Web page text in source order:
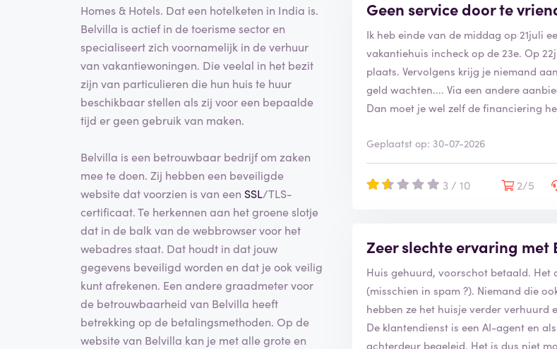
Homes & Hotels. Dat een hotelketen in India is.
Belvilla is actief in de toerisme sector en
specialiseert zich voornamelijk in de verhuur
van vakantiewoningen. Die veelal in het bezit
zijn van particulieren die hun huis te huur
beschikbaar stellen als zij voor een bepaalde
tijd er geen gebruik van maken.
Belvilla is een betrouwbaar bedrijf om zaken
mee te doen. Zij hebben een beveiligde
website dat voorzien is van een SSL/TLS-
certificaat. Te herkennen aan het groene slotje
dat in de balk van de webbrowser voor het
webadres staat. Dat houdt in dat jouw
gegevens beveiligd worden en dat je ook veilig
kunt afrekenen. Een andere graadmeter voor
de betrouwbaarheid van Belvilla heeft
betrekking op de betalingsmethoden. Op de
website van Belvilla kan je met alle grote en
Geen service door te
Ik heb einde van de middag op 21juli
vakantiehuis incheck op de 23e. Op
plaats. Vervolgens krijg je niemand
geld wachten.... Via een andere
Dan moet je wel zelf de financiering
Geplaatst op: 30-07-2026
3 / 10 2/5
Zeer slechte ervaring met
Huis gehuurd, voorschot betaald.
(misschien in spam ?). Niemand die
hebben ze het huisje verder verhuurd
De klantendienst is een AI-agent en
achterdeur begeleid. Het is dus niet